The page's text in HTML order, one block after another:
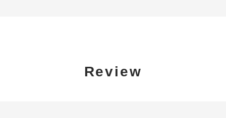
Review